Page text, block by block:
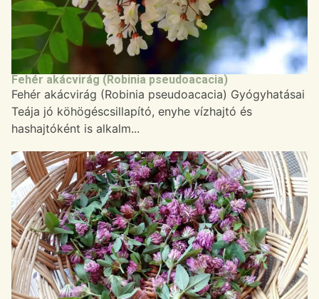
Fehér akácvirág (Robinia pseudoacacia)
Fehér akácvirág (Robinia pseudoacacia) Gyógyhatásai
Teája jó köhögéscsillapító, enyhe vízhajtó és
hashajtóként is alkalm...